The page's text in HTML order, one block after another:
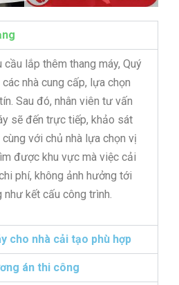
lắp thêm thang máy, Quý
nhà cung cấp, lựa chọn
Sau đó, nhân viên tư vấn
sẽ đến trực tiếp, khảo sát
với chủ nhà lựa chọn vị
được khu vực mà việc cải
phí, không ảnh hưởng tới
kết cấu công trình.
cho nhà cải tạo phù hợp
án thi công